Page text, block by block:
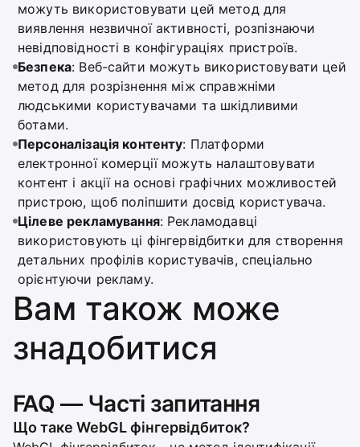
можуть використовувати цей метод для
виявлення незвичної активності, розпізнаючи
невідповідності в конфігураціях пристроїв.
Безпека: Веб-сайти можуть використовувати цей
метод для розрізнення між справжніми
людськими користувачами та шкідливими
ботами.
Персоналізація контенту: Платформи
електронної комерції можуть налаштовувати
контент і акції на основі графічних можливостей
пристрою, щоб поліпшити досвід користувача.
Цілеве рекламування: Рекламодавці
використовують ці фінгервідбитки для створення
детальних профілів користувачів, спеціально
орієнтуючи рекламу.
Вам також може
знадобитися
FAQ — Часті запитання
Що таке WebGL фінгервідбиток?